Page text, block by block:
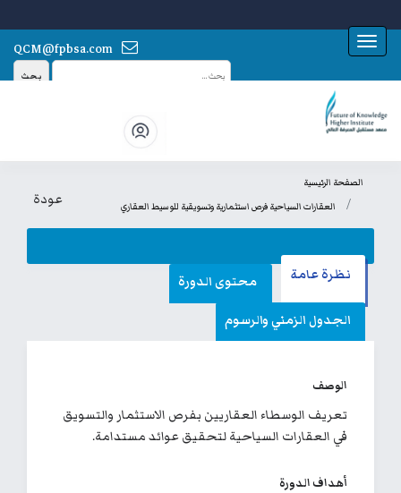
QCM@fpbsa.com
بحث
Toggle navigation
الصفحة الرئيسية
العقارات السياحية فرص استثمارية وتسويقية للوسيط العقاري
عودة
نظرة عامة
محتوى الدورة
الجدول الزمني والرسوم
الوصف
تعريف الوسطاء العقاريين بفرص الاستثمار والتسويق
في العقارات السياحية لتحقيق عوائد مستدامة.
أهداف الدورة